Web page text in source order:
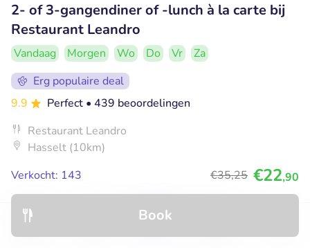
Book
2- of 3-gangendiner of -lunch à la carte bij
Restaurant Leandro
Vandaag Morgen Wo Do Vr
Za
Erg populaire deal
9.9
Perfect • 439 beoordelingen
Restaurant Leandro
Hasselt (10km)
Verkocht: 143
€35,25 €22,90